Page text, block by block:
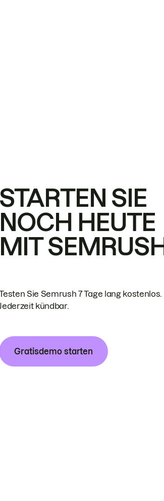
STARTEN SIE
NOCH HEUTE
MIT
Sie Semrush 7 Tage lang kostenlos.
kündbar.
Gratisdemo starten